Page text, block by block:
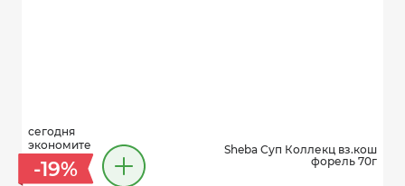
сегодня
экономите
-19%
Sheba Суп Коллекц вз.кош
форель 70г